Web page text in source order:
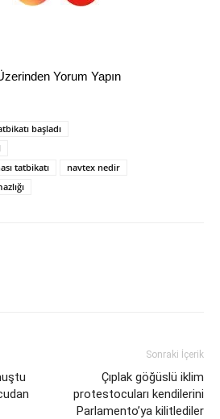
Yorum Yapın
başladı
tatbikatı
navtex nedir
Sonraki İçerik
Çıplak göğüslü iklim
protestocuları kendilerini
Parlamento’ya kilitlediler